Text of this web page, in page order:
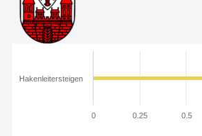
Hakenleitersteigen
0 0.25 0.5